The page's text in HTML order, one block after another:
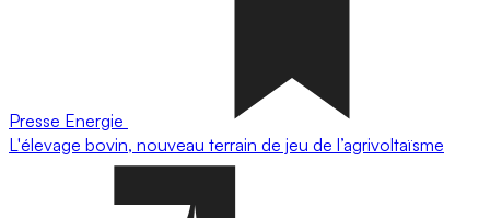
Presse Energie
L'élevage bovin, nouveau terrain de jeu de l’agrivoltaïsme